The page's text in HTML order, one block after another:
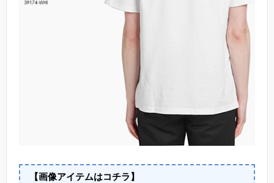
【画像アイテムはコチラ】